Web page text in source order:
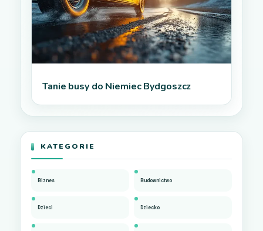
Tanie busy do Niemiec Bydgoszcz
KATEGORIE
Biznes Budownictwo
Dzieci Dziecko